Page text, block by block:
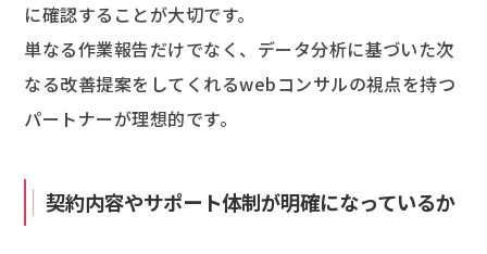
に確認することが大切です。
単なる作業報告だけでなく、データ分析に基づいた次
なる改善提案をしてくれるwebコンサルの視点を持つ
パートナーが理想的です。
契約内容やサポート体制が明確になっているか